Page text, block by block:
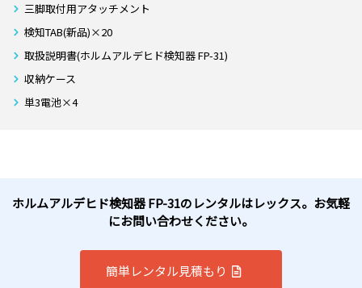
三脚取付用アタッチメント
検知TAB(新品)×20
取扱説明書(ホルムアルデヒド検知器 FP-31)
収納ケース
単3電池×4
ホルムアルデヒド検知器 FP-31のレンタルはレックス。お気軽
にお問い合わせください。
簡単レンタル見積もり